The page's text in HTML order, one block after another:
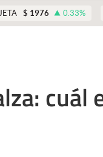
$ 1976 0.33%